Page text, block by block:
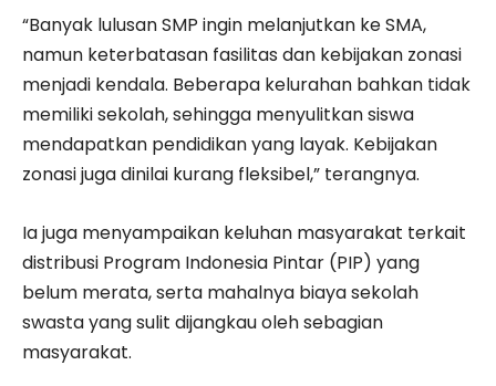
“Banyak lulusan SMP ingin melanjutkan ke SMA,
namun keterbatasan fasilitas dan kebijakan zonasi
menjadi kendala. Beberapa kelurahan bahkan tidak
memiliki sekolah, sehingga menyulitkan siswa
mendapatkan pendidikan yang layak. Kebijakan
zonasi juga dinilai kurang fleksibel,” terangnya.
Ia juga menyampaikan keluhan masyarakat terkait
distribusi Program Indonesia Pintar (PIP) yang
belum merata, serta mahalnya biaya sekolah
swasta yang sulit dijangkau oleh sebagian
masyarakat.